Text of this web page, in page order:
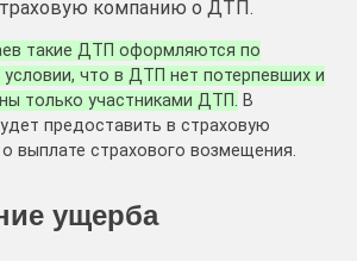
компанию о ДТП.
такие ДТП оформляются по
что в ДТП нет потерпевших и
только участниками ДТП. В
предоставить в страховую
выплате страхового возмещения.
ущерба